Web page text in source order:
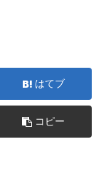
はてブ
コピー